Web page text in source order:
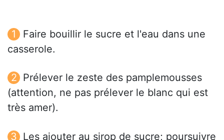
Faire bouillir le sucre et l'eau dans une
casserole.
Prélever le zeste des pamplemousses
(attention, ne pas prélever le blanc qui est
très amer).
Les ajouter au sirop de sucre; poursuivre